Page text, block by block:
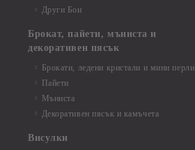
Други Бои
Брокат, пайети, мъниста и
декоративен пясък
Брокати, ледени кристали и мини перли
Пайети
Мъниста
Декоративен пясък и камъчета
Висулки